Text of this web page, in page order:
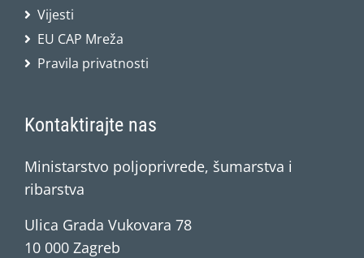
Vijesti
EU CAP Mreža
Pravila privatnosti
Kontaktirajte nas
Ministarstvo poljoprivrede, šumarstva i
ribarstva
Ulica Grada Vukovara 78
10 000 Zagreb